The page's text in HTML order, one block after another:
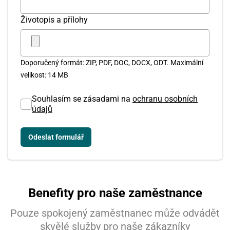
Životopis a přílohy
Doporučený formát: ZIP, PDF, DOC, DOCX, ODT. Maximální
velikost: 14 MB
Souhlasím se zásadami na ochranu osobních
údajů
Benefity pro naše zaměstnance
Pouze spokojený zaměstnanec může odvádět
skvělé služby pro naše zákazníky